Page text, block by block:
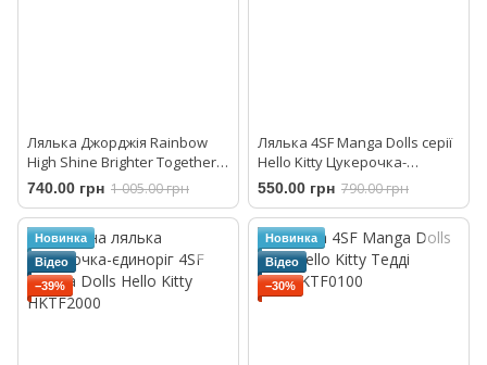
Лялька Джорджія Rainbow
High Shine Brighter Together
ОРР S2 Georgia Bloom MGA
740.00 грн 1 005.00 грн
Лялька 4SF Manga Dolls серії
Hello Kitty Цукерочка-
єдиноріг HKTF0400
550.00 грн 790.00 грн
Новинка
Відео
−39%
Новинка
Відео
−30%